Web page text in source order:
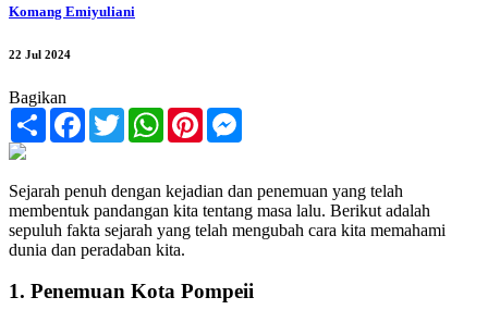
Komang Emiyuliani
22 Jul 2024
Bagikan
Share FacebookTwitterWhatsApp
Pinterest
Sejarah penuh dengan kejadian dan penemuan yang telah
membentuk pandangan kita tentang masa lalu. Berikut adalah
sepuluh fakta sejarah yang telah mengubah cara kita memahami
dunia dan peradaban kita.
1. Penemuan Kota Pompeii